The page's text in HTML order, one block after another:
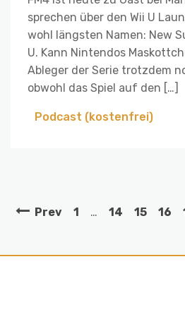
sprechen über den Wii U
wohl längsten Namen: New
U. Kann Nintendos
Ableger der Serie trotzdem
obwohl das Spiel auf den […]
Podcast (kostenfrei)
Prev 1 … 14 15 16